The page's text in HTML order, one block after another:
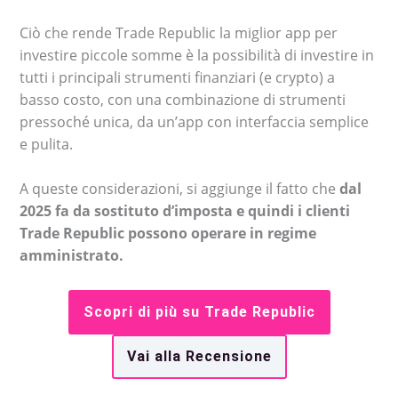
Ciò che rende Trade Republic la miglior app per
investire piccole somme è la possibilità di investire in
tutti i principali strumenti finanziari (e crypto) a
basso costo, con una combinazione di strumenti
pressoché unica, da un’app con interfaccia semplice
e pulita.
A queste considerazioni, si aggiunge il fatto chedal
2025 fa da sostituto d’imposta e quindi i clienti
Trade Republic possono operare in regime
amministrato.
Scopri di più su Trade Republic
Vai alla Recensione